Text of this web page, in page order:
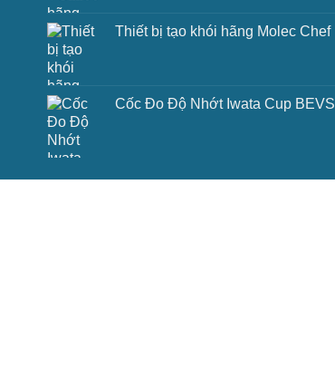
Thiết bị tạo khói hãng Molec Chef
Cốc Đo Độ Nhớt Iwata Cup BEVS